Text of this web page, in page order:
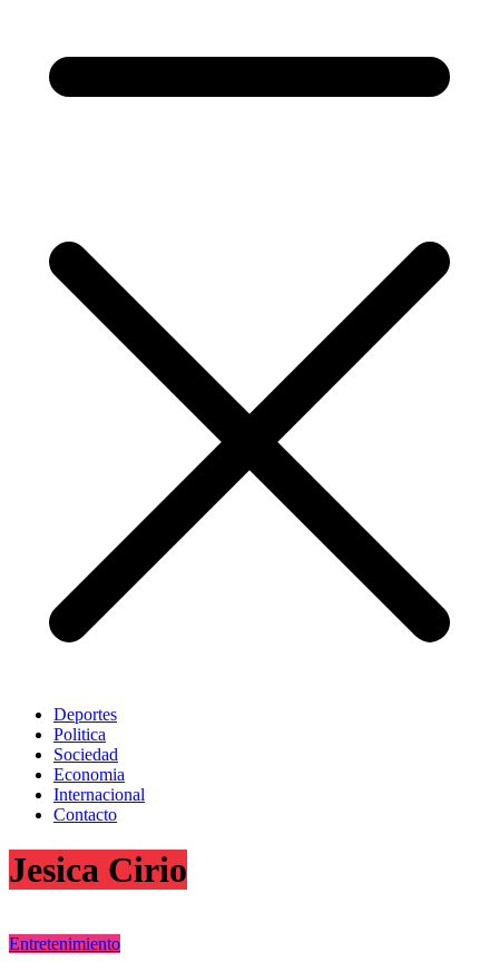
Deportes
Politica
Sociedad
Economia
Internacional
Contacto
Jesica Cirio
Entretenimiento